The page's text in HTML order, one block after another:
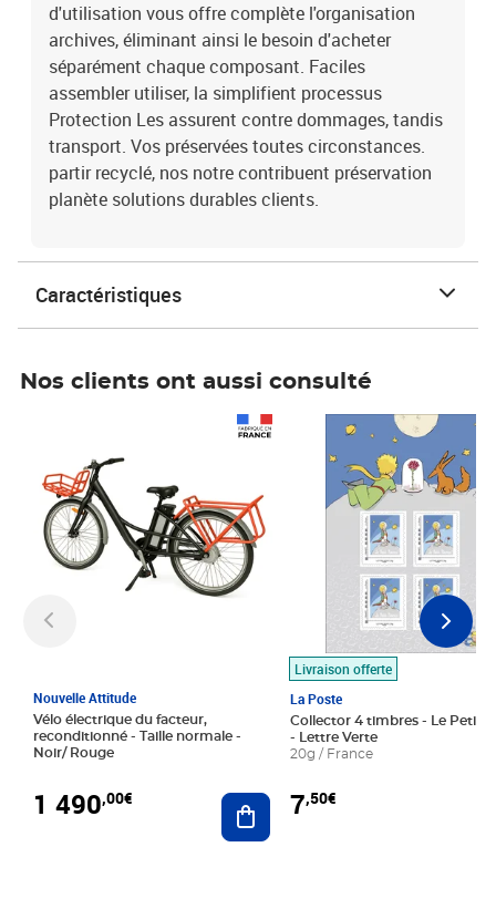
d'utilisation vous offre complète l'organisation
archives, éliminant ainsi le besoin d'acheter
séparément chaque composant. Faciles
assembler utiliser, la simplifient processus
Protection Les assurent contre dommages, tandis
transport. Vos préservées toutes circonstances.
partir recyclé, nos notre contribuent préservation
planète solutions durables clients.
Caractéristiques
Nos clients ont aussi consulté
Nouvelle Attitude
Vélo électrique du facteur,
reconditionné - Taille normale -
Noir/ Rouge
1 490,00€ Ajouter au panier
Livraison offerte
La Poste
Collector 4 timbres - Le Petit
- Lettre Verte
20g / France
7,50€
Prix 7,50€